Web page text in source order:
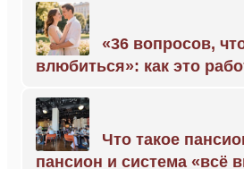
«36 вопросов,
влюбиться»: как это
Что такое
пансион и система «всё